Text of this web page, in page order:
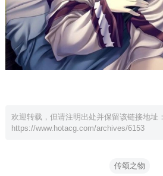
欢迎转载，但请注明出处并保留该链接地址：
https://www.hotacg.com/archives/6153
传颂之物